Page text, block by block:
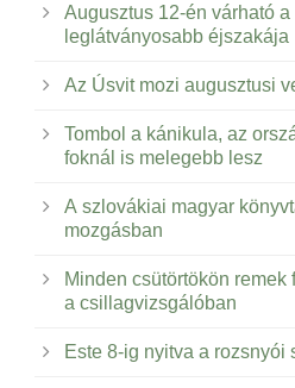
Augusztus 12-én várható
leglátványosabb éjszakája
Az Úsvit mozi augusztusi
Tombol a kánikula, az
foknál is melegebb lesz
A szlovákiai magyar
mozgásban
Minden csütörtökön
a csillagvizsgálóban
Este 8-ig nyitva a rozsnyói